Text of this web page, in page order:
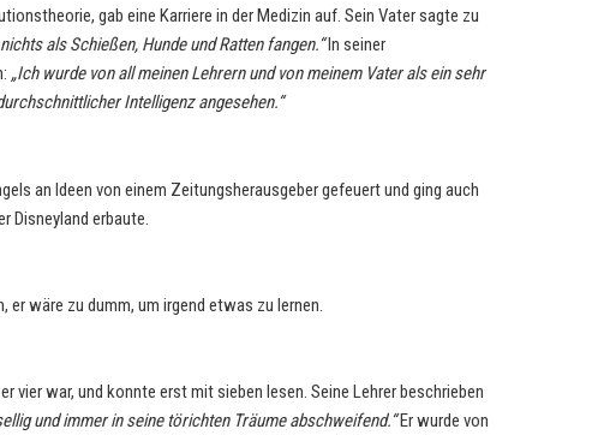
gab eine Karriere in der Medizin auf. Sein Vater sagte zu
als Schießen, Hunde und Ratten fangen.“In seiner
„Ich wurde von all meinen Lehrern und von meinem Vater als ein sehr
Intelligenz angesehen.“
an Ideen von einem Zeitungsherausgeber gefeuert und ging auch
Disneyland erbaute.
er wäre zu dumm, um irgend etwas zu lernen.
vier war, und konnte erst mit sieben lesen. Seine Lehrer beschrieben
und immer in seine törichten Träume abschweifend.“Er wurde von